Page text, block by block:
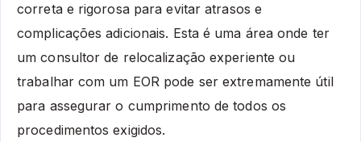
correta e rigorosa para evitar atrasos e
complicações adicionais. Esta é uma área onde ter
um consultor de relocalização experiente ou
trabalhar com um EOR pode ser extremamente útil
para assegurar o cumprimento de todos os
procedimentos exigidos.